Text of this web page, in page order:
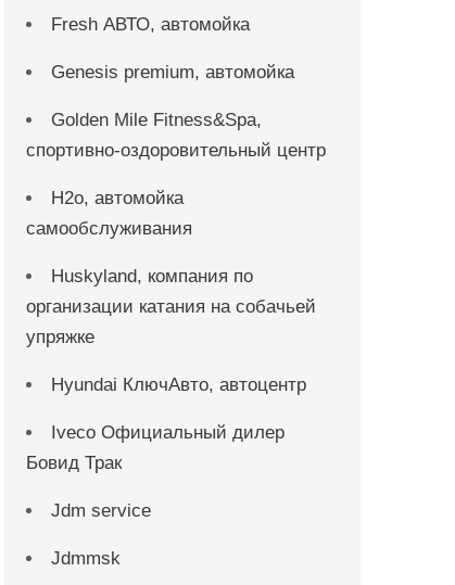
Fresh АВТО, автомойка
Genesis premium, автомойка
Golden Mile Fitness&Spa,
спортивно-оздоровительный центр
H2o, автомойка
самообслуживания
Huskyland, компания по
организации катания на собачьей
упряжке
Hyundai КлючАвто, автоцентр
Iveco Официальный дилер
Бовид Трак
Jdm service
Jdmmsk